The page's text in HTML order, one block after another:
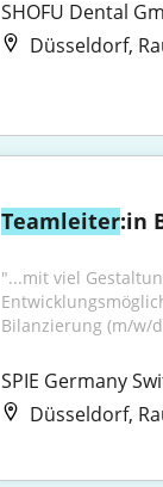
SHOFU Dental
Düsseldorf,
Teamleiter:in
"...mit viel
Bilanzierung (m/w/
SPIE Germany
Düsseldorf,